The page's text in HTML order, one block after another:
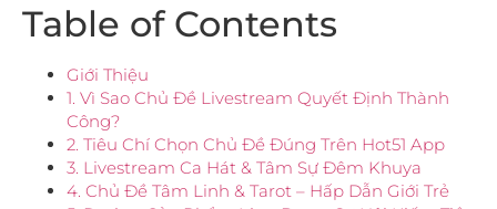
Table of Contents
Giới Thiệu
1. Vì Sao Chủ Đề Livestream Quyết Định Thành
Công?
2. Tiêu Chí Chọn Chủ Đề Đúng Trên Hot51 App
3. Livestream Ca Hát & Tâm Sự Đêm Khuya
4. Chủ Đề Tâm Linh & Tarot – Hấp Dẫn Giới Trẻ